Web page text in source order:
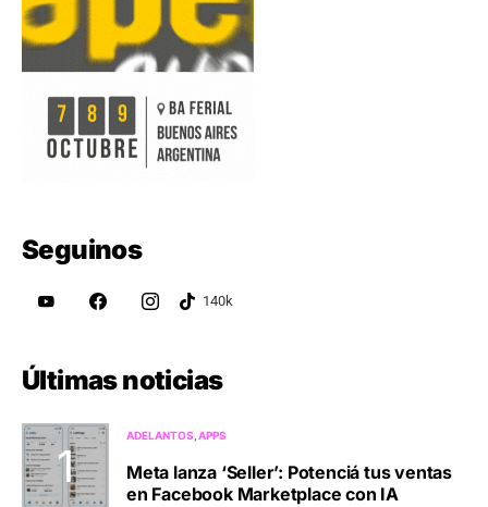
Seguinos
Últimas noticias
ADELANTOS APPS
Meta lanza ‘Seller’: Potenciá tus ventas
en Facebook Marketplace con IA